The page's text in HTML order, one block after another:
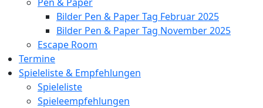
Bilder Pen & Paper Tag Februar 2025
Bilder Pen & Paper Tag November 2025
Escape Room
Termine
Spieleliste & Empfehlungen
Spieleliste
Spieleempfehlungen